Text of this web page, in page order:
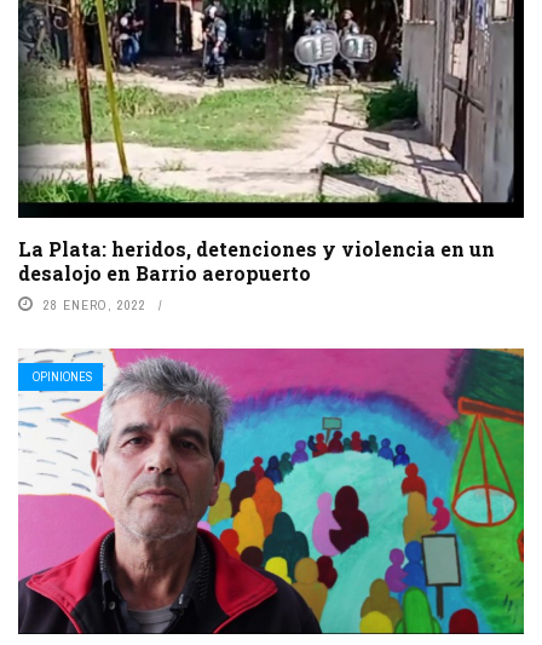
La Plata: heridos, detenciones y violencia en un
desalojo en Barrio aeropuerto
28 ENERO, 2022
OPINIONES